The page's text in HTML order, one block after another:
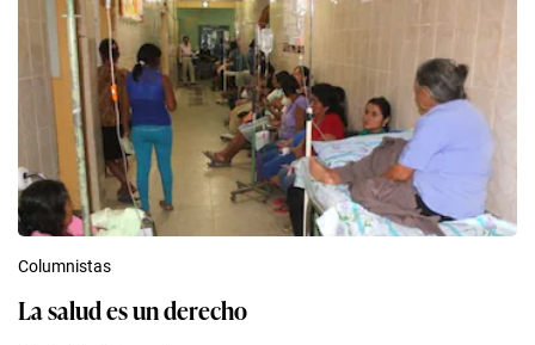
Columnistas
La salud es un derecho